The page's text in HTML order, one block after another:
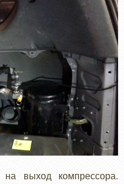
на выход компрессора.